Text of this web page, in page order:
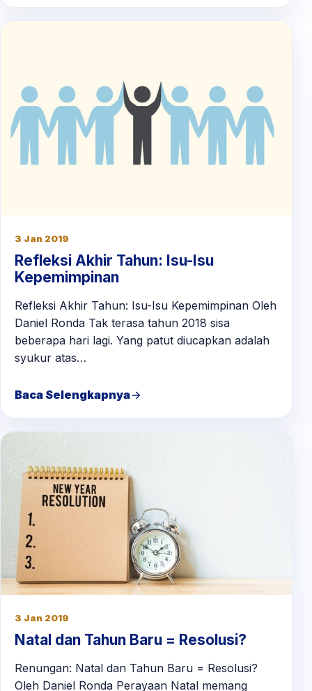
3 Jan 2019
Refleksi Akhir Tahun: Isu-Isu
Kepemimpinan
Refleksi Akhir Tahun: Isu-Isu Kepemimpinan Oleh
Daniel Ronda Tak terasa tahun 2018 sisa
beberapa hari lagi. Yang patut diucapkan adalah
syukur atas…
Baca Selengkapnya
3 Jan 2019
Natal dan Tahun Baru = Resolusi?
Renungan: Natal dan Tahun Baru = Resolusi?
Oleh Daniel Ronda Perayaan Natal memang